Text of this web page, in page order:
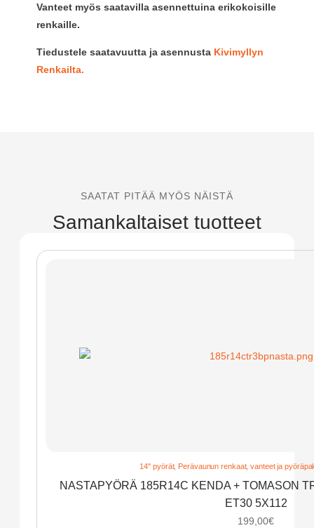
Vanteet myös saatavilla asennettuina erikokoisille
renkaille.
Tiedustele saatavuutta ja asennusta Kivimyllyn
Renkailta.
SAATAT PITÄÄ MYÖS NÄISTÄ
Samankaltaiset tuotteet
14" pyörät, Perävaunun renkaat, vanteet ja
NASTAPYÖRÄ 185R14C KENDA + TOMASON
ET30 5X112
199,00€